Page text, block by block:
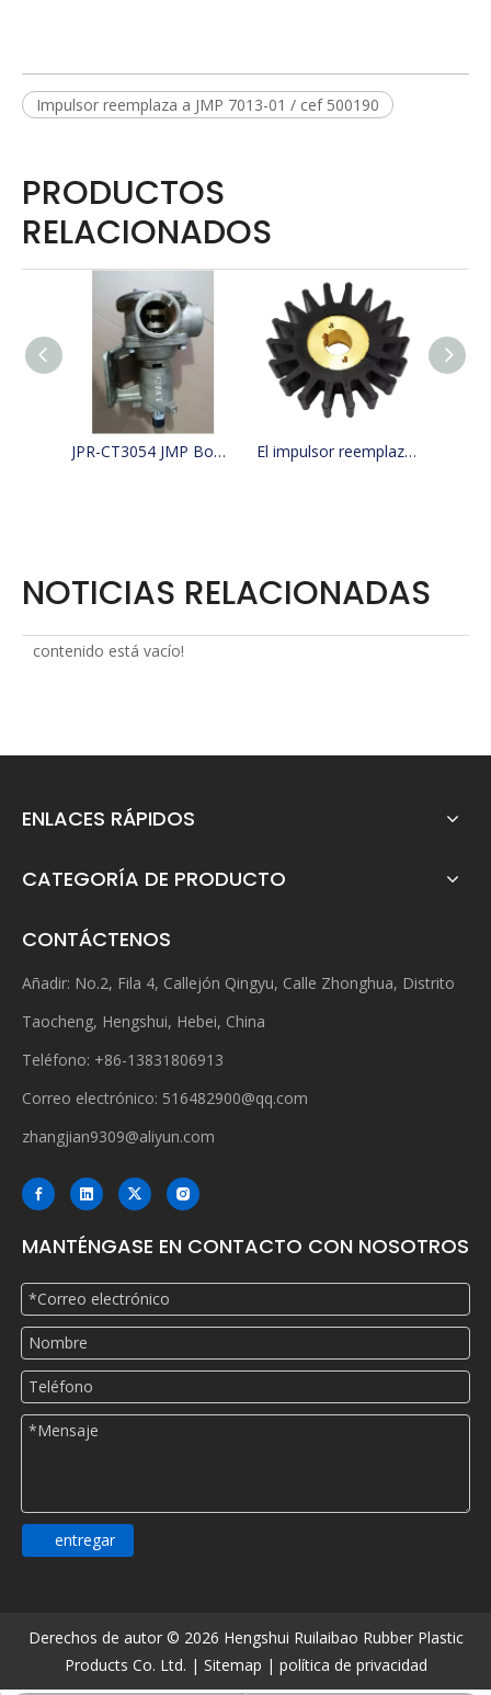
Impulsor reemplaza a JMP 7013-01 / cef 500190
PRODUCTOS
RELACIONADOS
JPR-CT3054 JMP Bomba de agua de mar para barco de refrigeración reemplaza 4255411, 425-5411, Jabsco 29630-1301S, W100000 El impulsor reemplaza a JMP 9500-01/JABSCO 15780-0000/JOHNSON 15299-1000
NOTICIAS RELACIONADAS
contenido está vacío!
ENLACES RÁPIDOS
CATEGORÍA DE PRODUCTO
CONTÁCTENOS
Añadir: No.2, Fila 4, Callejón Qingyu, Calle Zhonghua, Distrito
Taocheng, Hengshui, Hebei, China
Teléfono: +86-13831806913
Correo electrónico: 516482900@qq.com
zhangjian9309@aliyun.com
MANTÉNGASE EN CONTACTO CON NOSOTROS
entregar
Derechos de autor © 2026 Hengshui Ruilaibao Rubber Plastic
Products Co. Ltd. | Sitemap | política de privacidad